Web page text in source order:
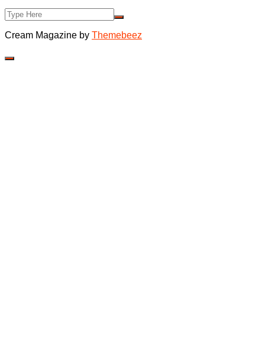
Cream Magazine by Themebeez